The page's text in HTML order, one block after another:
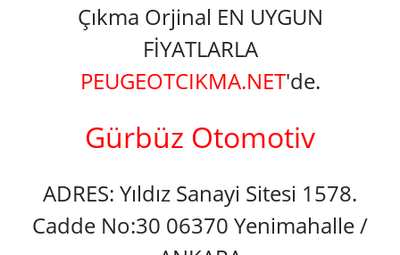
Çıkma Orjinal EN UYGUN
FİYATLARLA
PEUGEOTCIKMA.NET'de.
Gürbüz Otomotiv
ADRES: Yıldız Sanayi Sitesi 1578.
Cadde No:30 06370 Yenimahalle /